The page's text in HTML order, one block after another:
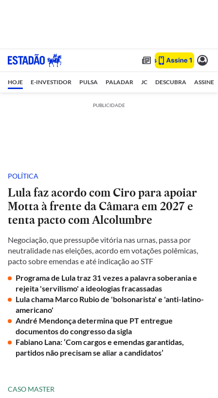
HOJE E-INVESTIDOR PULSA PALADAR JC DESCUBRA ASSINE
PUBLICIDADE
POLÍTICA
Lula faz acordo com Ciro para apoiar
Motta à frente da Câmara em 2027 e
tenta pacto com Alcolumbre
Negociação, que pressupõe vitória nas urnas, passa por
neutralidade nas eleições, acordo em votações polêmicas,
pacto sobre emendas e até indicação ao STF
Programa de Lula traz 31 vezes a palavra soberania e
rejeita 'servilismo' a ideologias fracassadas
Lula chama Marco Rubio de 'bolsonarista' e 'anti-latino-
americano'
André Mendonça determina que PT entregue
documentos do congresso da sigla
Fabiano Lana: ‘Com cargos e emendas garantidas,
partidos não precisam se aliar a candidatos’
CASO MASTER